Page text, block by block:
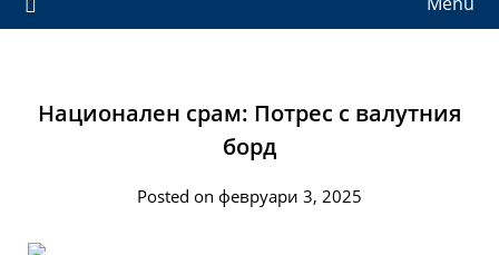
Национален срам: Потрес с валутния
борд
Posted on февруари 3, 2025